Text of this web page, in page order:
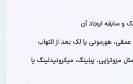
و سابقه ایجاد آن
هورمونی یا لک بعد از التهاب
مزوتراپی، پیلینگ، میکرونیدلینگ یا